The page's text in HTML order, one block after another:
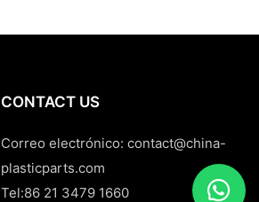
CONTACT US
Correo electrónico:contact@china-
plasticparts.com
Tel:86 21 3479 1660